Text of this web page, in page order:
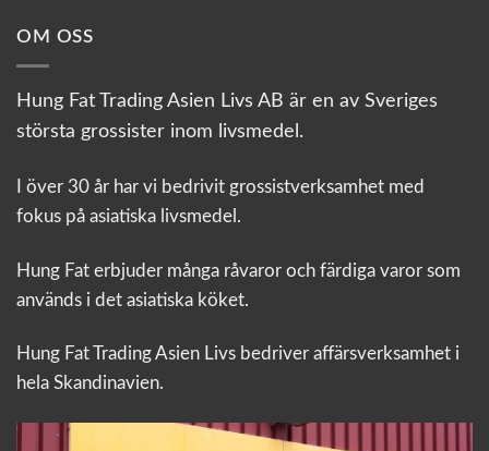
OM OSS
Hung Fat Trading Asien Livs AB är en av Sveriges
största grossister inom livsmedel.
I över 30 år har vi bedrivit grossistverksamhet med
fokus på asiatiska livsmedel.
Hung Fat erbjuder många råvaror och färdiga varor som
används i det asiatiska köket.
Hung Fat Trading Asien Livs bedriver affärsverksamhet i
hela Skandinavien.